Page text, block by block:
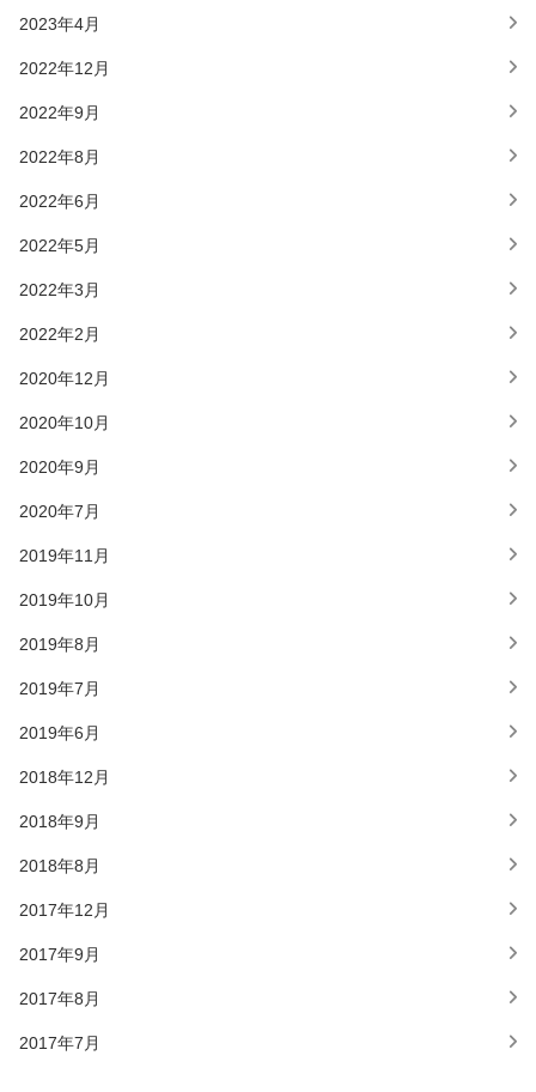
2023年4月
2022年12月
2022年9月
2022年8月
2022年6月
2022年5月
2022年3月
2022年2月
2020年12月
2020年10月
2020年9月
2020年7月
2019年11月
2019年10月
2019年8月
2019年7月
2019年6月
2018年12月
2018年9月
2018年8月
2017年12月
2017年9月
2017年8月
2017年7月